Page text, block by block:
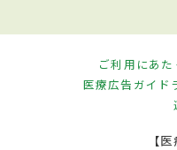
ご利用にあた
医療広告ガイド
【